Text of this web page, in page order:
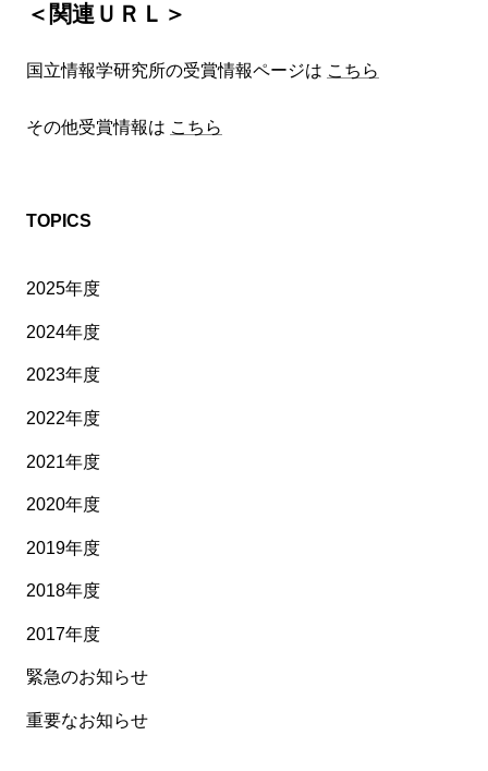
＜関連ＵＲＬ＞
国立情報学研究所の受賞情報ページは こちら
その他受賞情報は こちら
TOPICS
2025年度
2024年度
2023年度
2022年度
2021年度
2020年度
2019年度
2018年度
2017年度
緊急のお知らせ
重要なお知らせ